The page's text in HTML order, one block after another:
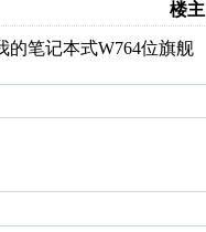
楼主
的笔记本式W764位旗舰